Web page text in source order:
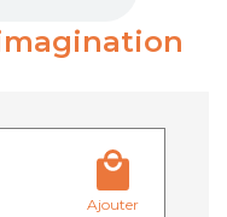
Ajouter